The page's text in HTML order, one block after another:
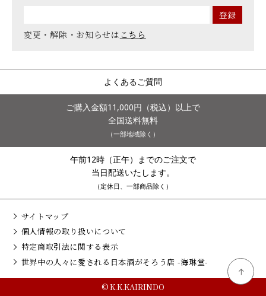
変更・解除・お知らせは こちら
よくあるご質問
ご購入金額11,000円（税込）以上で
全国送料無料
（一部地域除く）
午前12時（正午）までのご注文で
当日配送いたします。
（定休日、一部商品除く）
サイトマップ
個人情報の取り扱いについて
特定商取引法に関する表示
世界中の人々に愛される日本酒がそろう店 -海琳堂-
© K.K.KAIRINDO